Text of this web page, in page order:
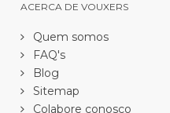
ACERCA DE VOUXERS
Quem somos
FAQ's
Blog
Sitemap
Colabore conosco